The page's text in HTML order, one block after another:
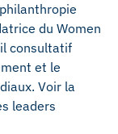
du Women
consultatif
et le
Voir la
leaders